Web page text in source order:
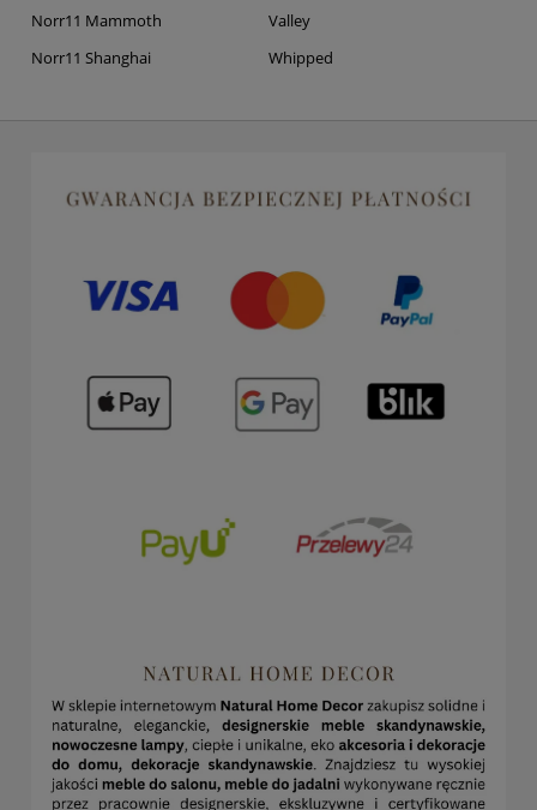
Norr11 Mammoth
Norr11 Shanghai
Valley
Whipped